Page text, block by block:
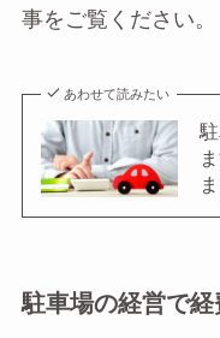
事をご覧ください。
あわせて読みたい
駐車場の経営で